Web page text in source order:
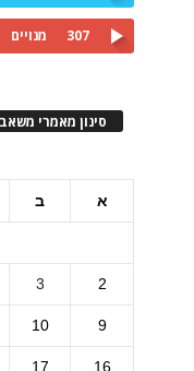
307 מנויים
סינון מאמרי
א ב
2
3
9
10
16
17